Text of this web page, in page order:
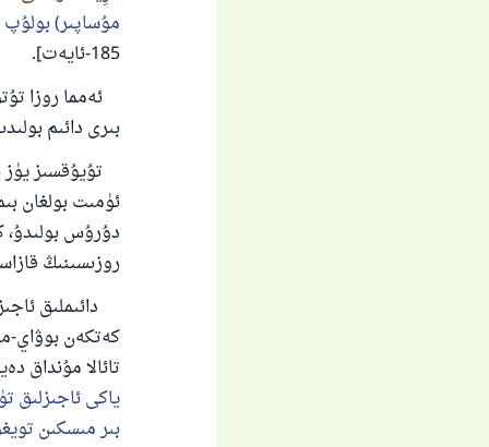
مۇساپىر) بولۇپ
185-ئايەت].
ئەمما روزا
بىرى دائىم
تۇيۇقسىز يۈز
ئۈمىت بولغان
دۇرۇس بولىدۇ،
روزىسىنىڭ
دائىملىق
كەتكەن بوۋاي-
تائالا مۇنداق
ياكى ئاجىزلىق
بىر مىسكىن